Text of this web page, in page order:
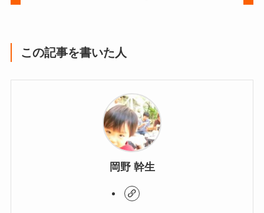
この記事を書いた人
岡野 幹生